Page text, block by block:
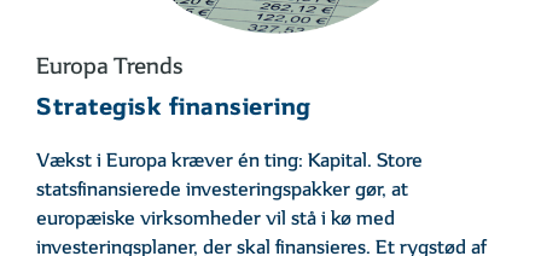
Europa Trends
Strategisk finansiering
Vækst i Europa kræver én ting: Kapital. Store
statsfinansierede investeringspakker gør, at
europæiske virksomheder vil stå i kø med
investeringsplaner, der skal finansieres. Et rygstød af